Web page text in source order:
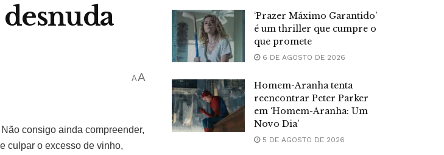
AA
consigo ainda compreender,
culpar o excesso de vinho,
‘Prazer Máximo Garantido’
é um thriller que cumpre o
que promete
6 DE AGOSTO DE 2026
Homem-Aranha tenta
reencontrar Peter Parker
em ‘Homem-Aranha: Um
Novo Dia’
5 DE AGOSTO DE 2026